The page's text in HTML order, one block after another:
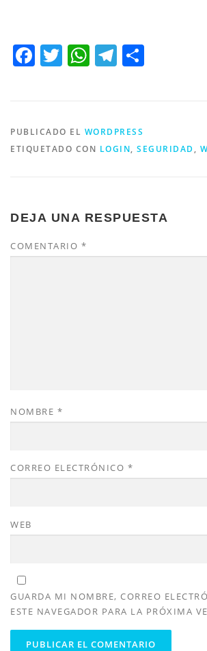
Facebook
Twitter
WhatsApp
Telegram
PUBLICADO EL WORDPRESS
ETIQUETADO CON LOGIN, SEGURIDAD ,
DEJA UNA RESPUESTA
COMENTARIO *
NOMBRE *
CORREO ELECTRÓNICO *
WEB
GUARDA MI NOMBRE, CORREO
ESTE NAVEGADOR PARA LA PRÓXIMA